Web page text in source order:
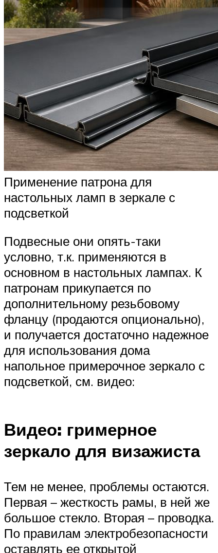
Применение патрона для
настольных ламп в зеркале с
подсветкой
Подвесные они опять-таки
условно, т.к. применяются в
основном в настольных лампах. К
патронам прикупается по
дополнительному резьбовому
фланцу (продаются опционально),
и получается достаточно надежное
для использования дома
напольное примерочное зеркало с
подсветкой, см. видео:
Видео: гримерное
зеркало для визажиста
Тем не менее, проблемы остаются.
Первая – жесткость рамы, в ней же
большое стекло. Вторая – проводка.
По правилам электробезопасности
оставлять ее открытой